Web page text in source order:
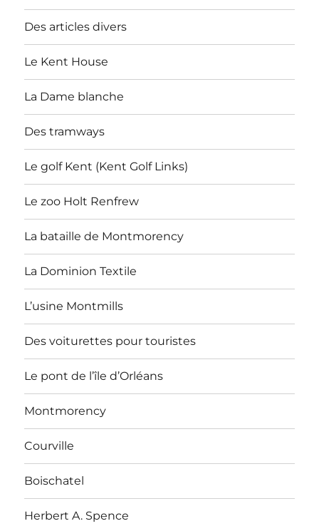
Des articles divers
Le Kent House
La Dame blanche
Des tramways
Le golf Kent (Kent Golf Links)
Le zoo Holt Renfrew
La bataille de Montmorency
La Dominion Textile
L’usine Montmills
Des voiturettes pour touristes
Le pont de l’île d’Orléans
Montmorency
Courville
Boischatel
Herbert A. Spence